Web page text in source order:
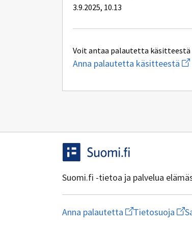
3.9.2025, 10.13
Voit antaa palautetta
Anna palautetta käsitteestä
Suomi.fi -tietoa ja palvelua
Anna palautetta Aloita
uuden
Tietosuoja Avaa